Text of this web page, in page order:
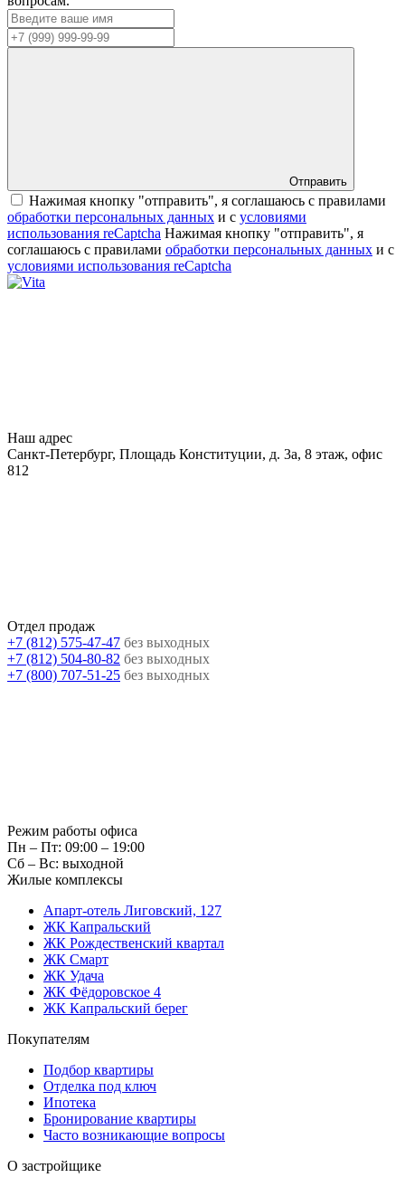
Отправить
Нажимая кнопку "отправить", я соглашаюсь с правилами
обработки персональных данных и с условиями
использования reCaptcha Нажимая кнопку "отправить", я
соглашаюсь с правилами обработки персональных данных и с
условиями использования reCaptcha
Наш адрес
Санкт-Петербург, Площадь Конституции, д. 3а, 8 этаж, офис
812
Отдел продаж
+7 (812) 575-47-47 без выходных
+7 (812) 504-80-82 без выходных
+7 (800) 707-51-25 без выходных
Режим работы офиса
Пн – Пт: 09:00 – 19:00
Сб – Вс: выходной
Жилые комплексы
Апарт-отель Лиговский, 127
ЖК Капральский
ЖК Рождественский квартал
ЖК Смарт
ЖК Удача
ЖК Фёдоровское 4
ЖК Капральский берег
Покупателям
Подбор квартиры
Отделка под ключ
Ипотека
Бронирование квартиры
Часто возникающие вопросы
О застройщике